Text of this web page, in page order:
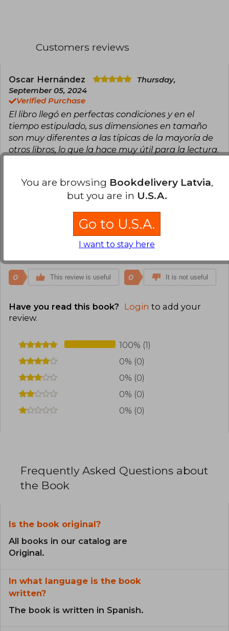
Carrera y estilo
Customers reviews
Oscar Hernández
Thursday,
September 05, 2024
Verified Purchase
El libro llegó en perfectas condiciones y en el
tiempo estipulado, sus dimensiones en tamaño
son muy diferentes a las típicas de la mayoría de
otros libros, lo que la hace muy útil para la lectura.
historia de la protagonista. La tapa en acetato
con la transparencia que cubre el libro es muy
de las dos caras opuestas del personaje al
deslizarla por el libro. Recomendado.
0 This review is useful 0 It is not useful
Have you read this book? Login to add your
review.
100% (1)
0% (0)
0% (0)
0% (0)
0% (0)
Frequently Asked Questions about
the Book
Is the book original?
All books in our catalog are
Original.
In what language is the book
written?
The book is written in Spanish.
You are browsing Bookdelivery Latvia,
but you are in U.S.A.
Go to U.S.A.
I want to stay here